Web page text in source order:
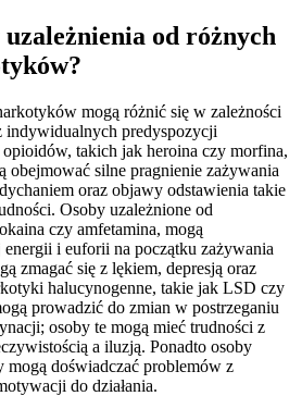
od różnych
mogą różnić się w zależności
indywidualnych predyspozycji
takich jak heroina czy morfina,
obejmować silne pragnienie zażywania
oraz objawy odstawienia takie
Osoby uzależnione od
czy amfetamina, mogą
i euforii na początku zażywania
zmagać się z lękiem, depresją oraz
halucynogenne, takie jak LSD czy
prowadzić do zmian w postrzeganiu
osoby te mogą mieć trudności z
a iluzją. Ponadto osoby
mogą doświadczać problemów z
do działania.